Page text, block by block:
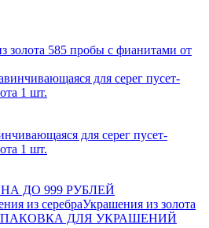
золота 585 пробы с фианитами от
для серег пусет-
1 шт.
ДО 999 РУБЛЕЙ
из серебраУкрашения из золота
ДЛЯ УКРАШЕНИЙ